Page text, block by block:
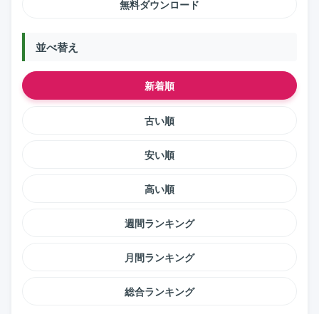
無料ダウンロード
並べ替え
新着順
古い順
安い順
高い順
週間ランキング
月間ランキング
総合ランキング